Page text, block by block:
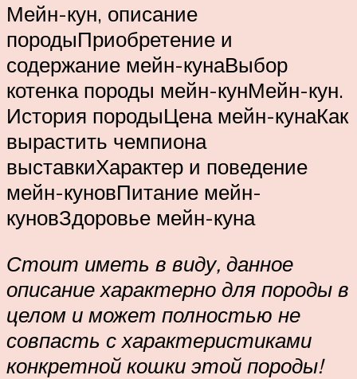
Мейн-кун, описание
породыПриобретение и
содержание мейн-кунаВыбор
котенка породы мейн-кунМейн-кун.
История породыЦена мейн-кунаКак
вырастить чемпиона
выставкиХарактер и поведение
мейн-куновПитание мейн-
куновЗдоровье мейн-куна
Стоит иметь в виду, данное
описание характерно для породы в
целом и может полностью не
совпасть с характеристиками
конкретной кошки этой породы!